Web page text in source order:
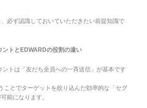
必ず認識しておいていただきたい前提知識で
ントとEDWARDの役割の違い
ントは「友だち全員への一斉送信」が基本です
ことでターゲットを絞り込んだ効率的な「セグ
能になります。